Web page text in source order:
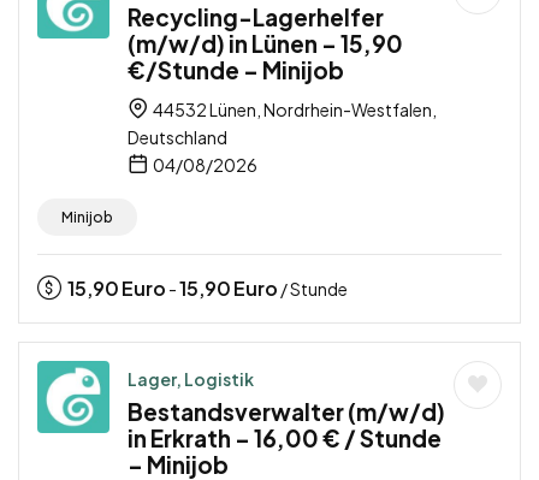
Recycling-Lagerhelfer
(m/w/d) in Lünen – 15,90
€/Stunde – Minijob
44532 Lünen, Nordrhein-Westfalen,
Deutschland
04/08/2026
Minijob
15,90Euro -15,90Euro / Stunde
Lager, Logistik
Bestandsverwalter (m/w/d)
in Erkrath – 16,00 € / Stunde
– Minijob